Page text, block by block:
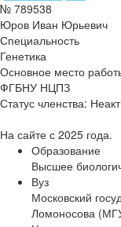
№ 789538
Юров Иван Юрьевич
Специальность
Генетика
Основное место
ФГБНУ НЦПЗ
Статус членства:
На сайте с 2025 года.
Образование
Высшее
Вуз
Московский
Ломоносова